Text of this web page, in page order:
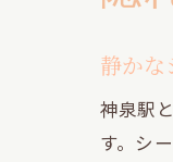
静かな
神泉駅
す。シ